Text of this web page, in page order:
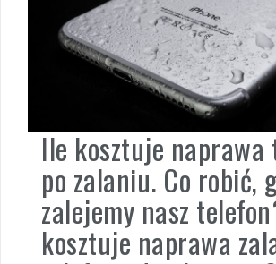
Ile kosztuje naprawa
po zalaniu. Co robić,
zalejemy nasz
kosztuje naprawa